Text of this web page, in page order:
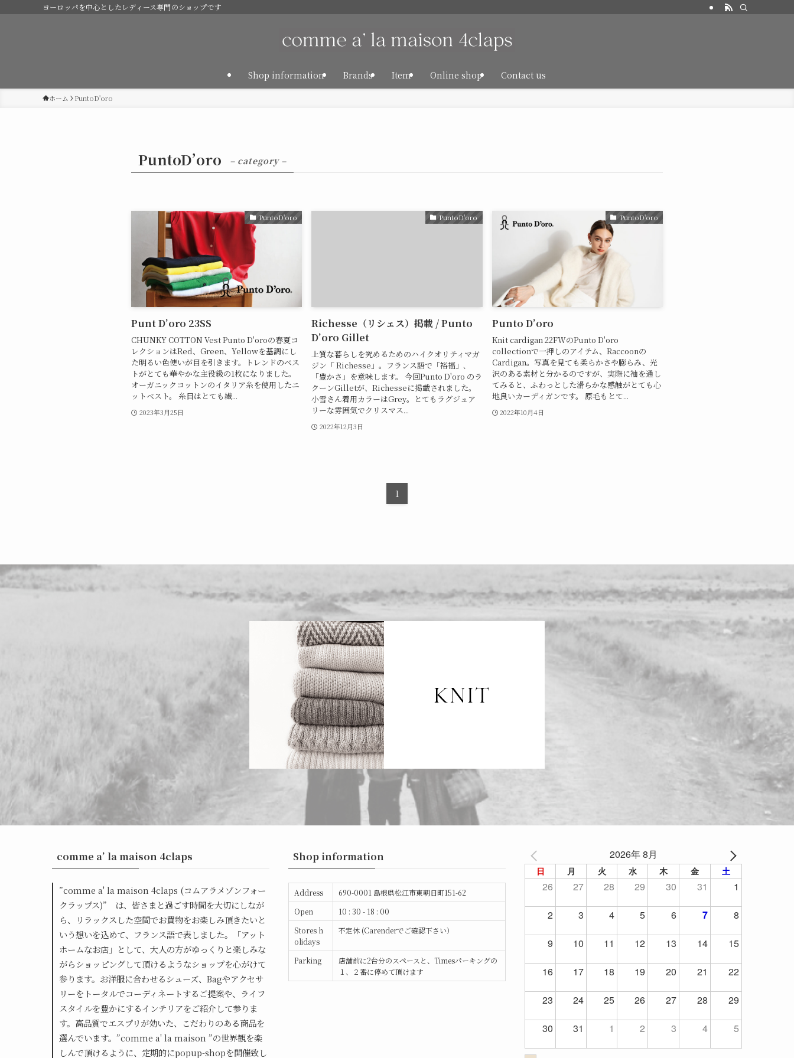
ヨーロッパを中心としたレディース専門のショップです
Shop information Brands Item Online shop Contact us
ホーム PuntoD'oro
PuntoD’oro – category –
PuntoD'oro
Punt D’oro 23SS
CHUNKY COTTON Vest Punto D'oroの春夏コ
レクションはRed、Green、Yellowを基調にし
た明るい色使いが目を引きます。トレンドのベス
トがとても華やかな主役級の1枚になりました。
オーガニックコットンのイタリア糸を使用したニ
ットベスト。 糸目はとても繊...
2023年3月25日
PuntoD'oro
Richesse（リシェス）掲載 / Punto
D’oro Gillet
上質な暮らしを究めるためのハイクオリティマガ
ジン「 Richesse」。フランス語で「裕福」､
「豊かさ」を意味します。 今回Punto D'oro のラ
クーンGilletが、Richesseに掲載されました。
小雪さん着用カラーはGrey。とてもラグジュア
リーな雰囲気でクリスマス...
2022年12月3日
PuntoD'oro
Punto D’oro
Knit cardigan 22FWのPunto D'oro
collectionで一押しのアイテム、Raccoonの
Cardigan。写真を見ても柔らかさや膨らみ、光
沢のある素材と分かるのですが、実際に袖を通し
てみると、ふわっとした滑らかな感触がとても心
地良いカーディガンです。 原毛もとて...
2022年10月4日
1
comme a’ la maison 4claps
”comme a' la maison 4claps (コムアラメゾンフォー
クラップス)” は、皆さまと過ごす時間を大切にしなが
ら、リラックスした空間でお買物をお楽しみ頂きたいと
いう想いを込めて、フランス語で表しました。「アット
ホームなお店」として、大人の方がゆっくりと楽しみな
がらショッピングして頂けるようなショップを心がけて
参ります。お洋服に合わせるシューズ、Bagやアクセサ
リーをトータルでコーディネートするご提案や、ライフ
スタイルを豊かにするインテリアをご紹介して参りま
す。高品質でエスプリが効いた、こだわりのある商品を
選んでいます。”comme a' la maison ”の世界観を楽
しんで頂けるように、定期的にpopup-shopを開催致し
Shop information
Address
690-0001 島根県松江市東朝日町151-62
Open
10 : 30 - 18 : 00
Stores h
olidays
不定休 (Carenderでご確認下さい）
Parking
店舗前に2台分のスペースと、Timesパーキングの
１、２番に停めて頂けます
2026年 8月
日 月 火 水 木 金 土
26 27 28 29 30 31 1
2 3 4 5 6 7 8
9 10 11 12 13 14 15
16 17 18 19 20 21 22
23 24 25 26 27 28 29
30 31 1 2 3 4 5